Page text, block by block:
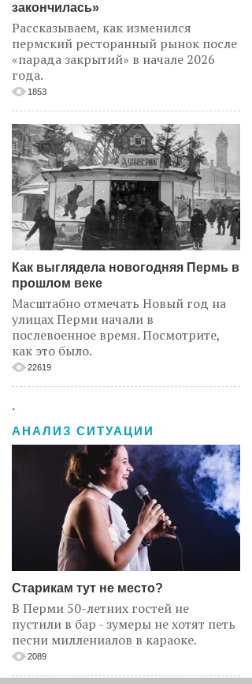
закончилась»
Рассказываем, как изменился
пермский ресторанный рынок после
«парада закрытий» в начале 2026
года.
1853
Как выглядела новогодняя Пермь в
прошлом веке
Масштабно отмечать Новый год на
улицах Перми начали в
послевоенное время. Посмотрите,
как это было.
22619
.
АНАЛИЗ СИТУАЦИИ
Старикам тут не место?
В Перми 50-летних гостей не
пустили в бар - зумеры не хотят петь
песни миллениалов в караоке.
2089